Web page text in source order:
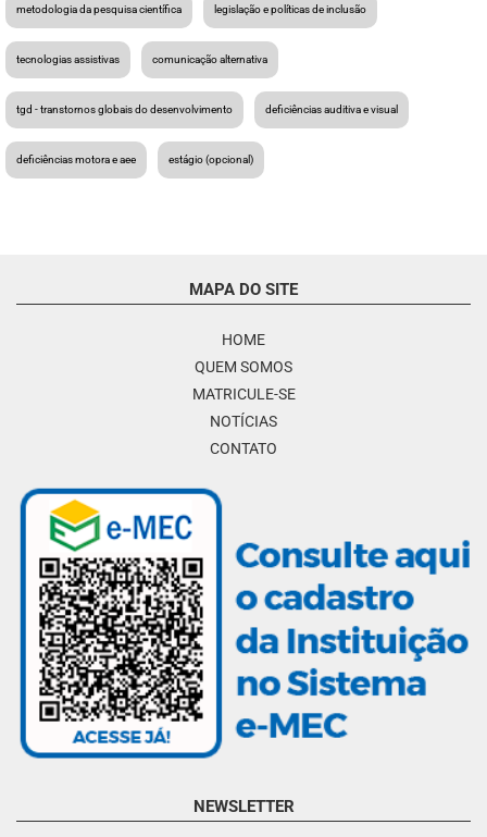
metodologia da pesquisa científica legislação e políticas de inclusão
tecnologias assistivas comunicação alternativa
tgd - transtornos globais do desenvolvimento deficiências auditiva e visual
deficiências motora e aee estágio (opcional)
MAPA DO SITE
HOME
QUEM SOMOS
MATRICULE-SE
NOTÍCIAS
CONTATO
NEWSLETTER